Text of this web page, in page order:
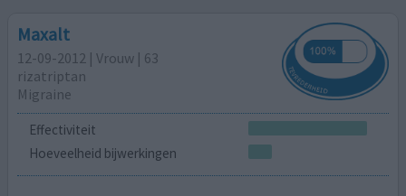
Maxalt
12-09-2012 | Vrouw | 63
rizatriptan
Migraine
Effectiviteit
Hoeveelheid bijwerkingen